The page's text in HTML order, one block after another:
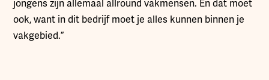
jongens zijn allemaal allround vakmensen. En dat moet
ook, want in dit bedrijf moet je alles kunnen binnen je
vakgebied.”